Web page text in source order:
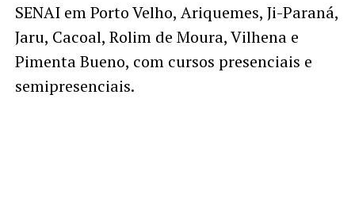
SENAI em Porto Velho, Ariquemes, Ji-Paraná,
Jaru, Cacoal, Rolim de Moura, Vilhena e
Pimenta Bueno, com cursos presenciais e
semipresenciais.